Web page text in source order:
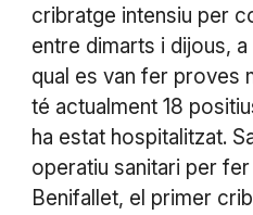
cribratge intensiu per
entre dimarts i dijous,
qual es van fer proves
té actualment 18
ha estat hospitalitzat.
operatiu sanitari per
Benifallet, el primer